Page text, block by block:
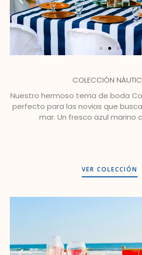
COLECCIÓN
Nuestro hermoso tema de boda
perfecto para las novias que
mar. Un fresco azul marino
VER COLECCIÓN